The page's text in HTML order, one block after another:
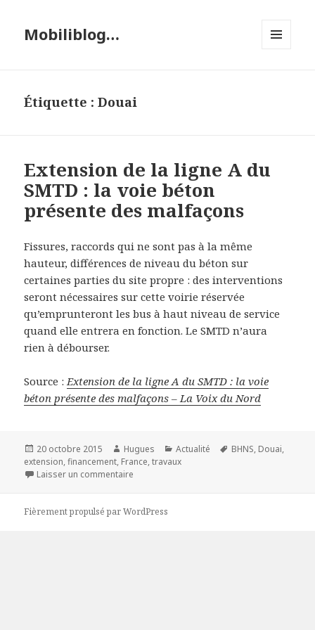
Mobiliblog…
Étiquette :Douai
Extension de la ligne A du
SMTD : la voie béton
présente des malfaçons
Fissures, raccords qui ne sont pas à la même
hauteur, différences de niveau du béton sur
certaines parties du site propre : des interventions
seront nécessaires sur cette voirie réservée
qu’emprunteront les bus à haut niveau de service
quand elle entrera en fonction. Le SMTD n’aura
rien à débourser.
Source :Extension de la ligne A du SMTD : la voie
béton présente des malfaçons – La Voix du Nord
Publié
le
20 octobre 2015 Auteur
Hugues Catégories
Actualité
Mots-
BHNS, Douai,
extension,financement, France,travaux
Laisser un commentaire
Fièrement propulsé par WordPress